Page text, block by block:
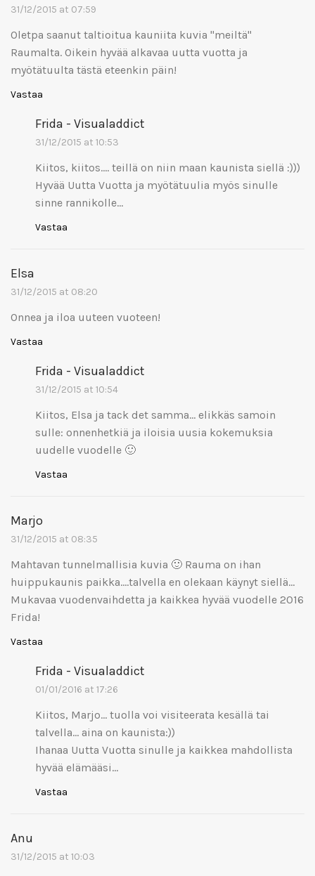
31/12/2015 at 07:59
Oletpa saanut taltioitua kauniita kuvia "meiltä"
Raumalta. Oikein hyvää alkavaa uutta vuotta ja
myötätuulta tästä eteenkin päin!
Vastaa
Frida - Visualaddict
31/12/2015 at 10:53
Kiitos, kiitos…. teillä on niin maan kaunista siellä :)))
Hyvää Uutta Vuotta ja myötätuulia myös sinulle
sinne rannikolle…
Vastaa
Elsa
31/12/2015 at 08:20
Onnea ja iloa uuteen vuoteen!
Vastaa
Frida - Visualaddict
31/12/2015 at 10:54
Kiitos, Elsa ja tack det samma… elikkäs samoin
sulle: onnenhetkiä ja iloisia uusia kokemuksia
uudelle vuodelle 🙂
Vastaa
Marjo
31/12/2015 at 08:35
Mahtavan tunnelmallisia kuvia 🙂 Rauma on ihan
huippukaunis paikka….talvella en olekaan käynyt siellä…
Mukavaa vuodenvaihdetta ja kaikkea hyvää vuodelle 2016
Frida!
Vastaa
Frida - Visualaddict
01/01/2016 at 17:26
Kiitos, Marjo… tuolla voi visiteerata kesällä tai
talvella… aina on kaunista:))
Ihanaa Uutta Vuotta sinulle ja kaikkea mahdollista
hyvää elämääsi…
Vastaa
Anu
31/12/2015 at 10:03